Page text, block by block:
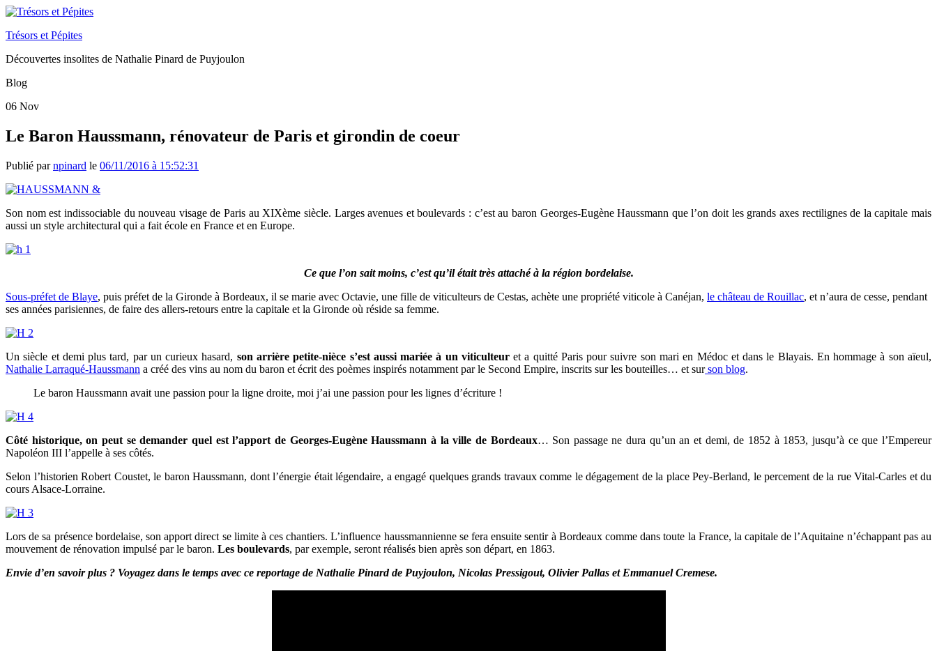
Trésors et Pépites
Découvertes insolites de Nathalie Pinard de Puyjoulon
Blog
06 Nov
Le Baron Haussmann, rénovateur de Paris et girondin de coeur
Publié parnpinard le 06/11/2016 à 15:52:31
Son nom est indissociable du nouveau visage de Paris au XIXème siècle. Larges avenues et boulevards : c’est au baron Georges-Eugène Haussmann que l’on doit les grands axes rectilignes de la capitale mais
aussi un style architectural qui a fait école en France et en Europe.
Ce que l’on sait moins, c’est qu’il était très attaché à la région bordelaise.
Sous-préfet de Blaye, puis préfet de la Gironde à Bordeaux, il se marie avec Octavie, une fille de viticulteurs de Cestas, achète une propriété viticole à Canéjan, le château de Rouillac, et n’aura de cesse, pendant
ses années parisiennes, de faire des allers-retours entre la capitale et la Gironde où réside sa femme.
Un siècle et demi plus tard, par un curieux hasard, son arrière petite-nièce s’est aussi mariée à un viticulteuret a quitté Paris pour suivre son mari en Médoc et dans le Blayais. En hommage à son aïeul,
Nathalie Larraqué-Haussmann a créé des vins au nom du baron et écrit des poèmes inspirés notamment par le Second Empire, inscrits sur les bouteilles… et surson blog.
Le baron Haussmann avait une passion pour la ligne droite, moi j’ai une passion pour les lignes d’écriture !
Côté historique, on peut se demander quel est l’apport de Georges-Eugène Haussmann à la ville de Bordeaux… Son passage ne dura qu’un an et demi, de 1852 à 1853, jusqu’à ce que l’Empereur
Napoléon III l’appelle à ses côtés.
Selon l’historien Robert Coustet, le baron Haussmann, dont l’énergie était légendaire, a engagé quelques grands travaux comme le dégagement de la place Pey-Berland, le percement de la rue Vital-Carles et du
cours Alsace-Lorraine.
Lors de sa présence bordelaise, son apport direct se limite à ces chantiers. L’influence haussmannienne se fera ensuite sentir à Bordeaux comme dans toute la France, la capitale de l’Aquitaine n’échappant pas au
mouvement de rénovation impulsé par le baron. Les boulevards, par exemple, seront réalisés bien après son départ, en 1863.
Envie d’en savoir plus ? Voyagez dans le temps avec ce reportage de Nathalie Pinard de Puyjoulon, Nicolas Pressigout, Olivier Pallas et Emmanuel Cremese.